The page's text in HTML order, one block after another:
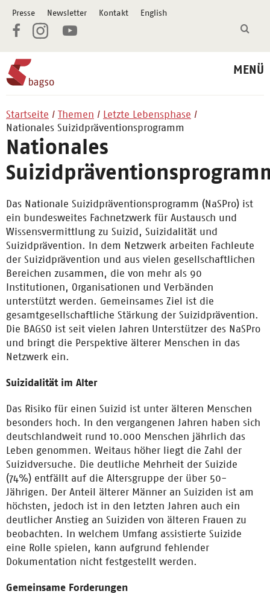
Presse Newsletter Kontakt English
MENÜ
Startseite Themen
Letzte Lebensphase
Nationales Suizidpräventionsprogramm
Nationales
Das Nationale Suizidpräventionsprogramm (NaSPro) ist
ein bundesweites Fachnetzwerk für Austausch und
Wissensvermittlung zu Suizid, Suizidalität und
Suizidprävention. In dem Netzwerk arbeiten Fachleute
der Suizidprävention und aus vielen gesellschaftlichen
Bereichen zusammen, die von mehr als 90
Institutionen, Organisationen und Verbänden
unterstützt werden. Gemeinsames Ziel ist die
gesamtgesellschaftliche Stärkung der Suizidprävention.
Die BAGSO ist seit vielen Jahren Unterstützer des NaSPro
und bringt die Perspektive älterer Menschen in das
Netzwerk ein.
Suizidalität im Alter
Das Risiko für einen Suizid ist unter älteren Menschen
besonders hoch. In den vergangenen Jahren haben sich
deutschlandweit rund 10.000 Menschen jährlich das
Leben genommen. Weitaus höher liegt die Zahl der
Suizidversuche. Die deutliche Mehrheit der Suizide
(74%) entfällt auf die Altersgruppe der über 50-
Jährigen. Der Anteil älterer Männer an Suiziden ist am
höchsten, jedoch ist in den letzten Jahren auch ein
deutlicher Anstieg an Suiziden von älteren Frauen zu
beobachten. In welchem Umfang assistierte Suizide
eine Rolle spielen, kann aufgrund fehlender
Dokumentation nicht festgestellt werden.
Gemeinsame Forderungen